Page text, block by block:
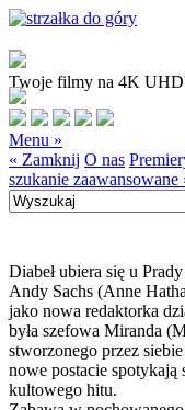
Twoje filmy na 4K
Menu »
« Zamknij O nas
szukanie zaawansowane
Diabeł ubiera się u
Andy Sachs (Anne
jako nowa redaktorka
była szefowa Miranda
stworzonego przez
nowe postacie
kultowego hitu.